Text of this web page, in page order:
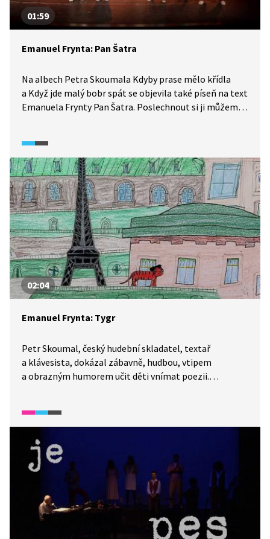
01:59
Emanuel Frynta: Pan Šatra
Na albech Petra Skoumala Kdyby prase mělo křídla
a Když jde malý bobr spát se objevila také píseň na text
Emanuela Frynty Pan Šatra. Poslechnout si ji můžeme
02:04
Emanuel Frynta: Tygr
Petr Skoumal, český hudební skladatel, textař
a klávesista, dokázal zábavně, hudbou, vtipem
a obrazným humorem učit děti vnímat poezii.
pořadu Písně českých básníků.